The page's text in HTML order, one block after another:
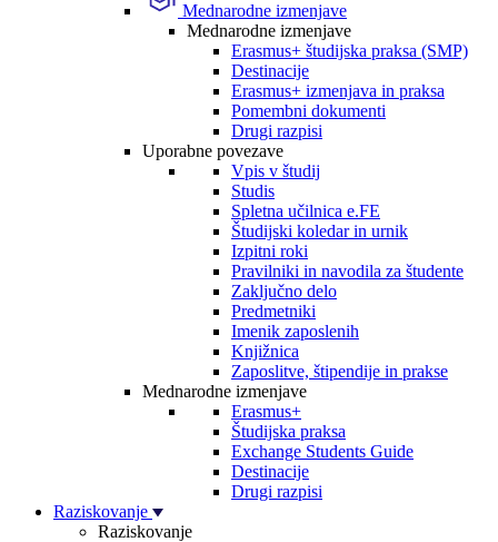
Mednarodne izmenjave
Mednarodne izmenjave
Erasmus+ študijska praksa (SMP)
Destinacije
Erasmus+ izmenjava in praksa
Pomembni dokumenti
Drugi razpisi
Uporabne povezave
Vpis v študij
Studis
Spletna učilnica e.FE
Študijski koledar in urnik
Izpitni roki
Pravilniki in navodila za študente
Zaključno delo
Predmetniki
Imenik zaposlenih
Knjižnica
Zaposlitve, štipendije in prakse
Mednarodne izmenjave
Erasmus+
Študijska praksa
Exchange Students Guide
Destinacije
Drugi razpisi
Raziskovanje
Raziskovanje